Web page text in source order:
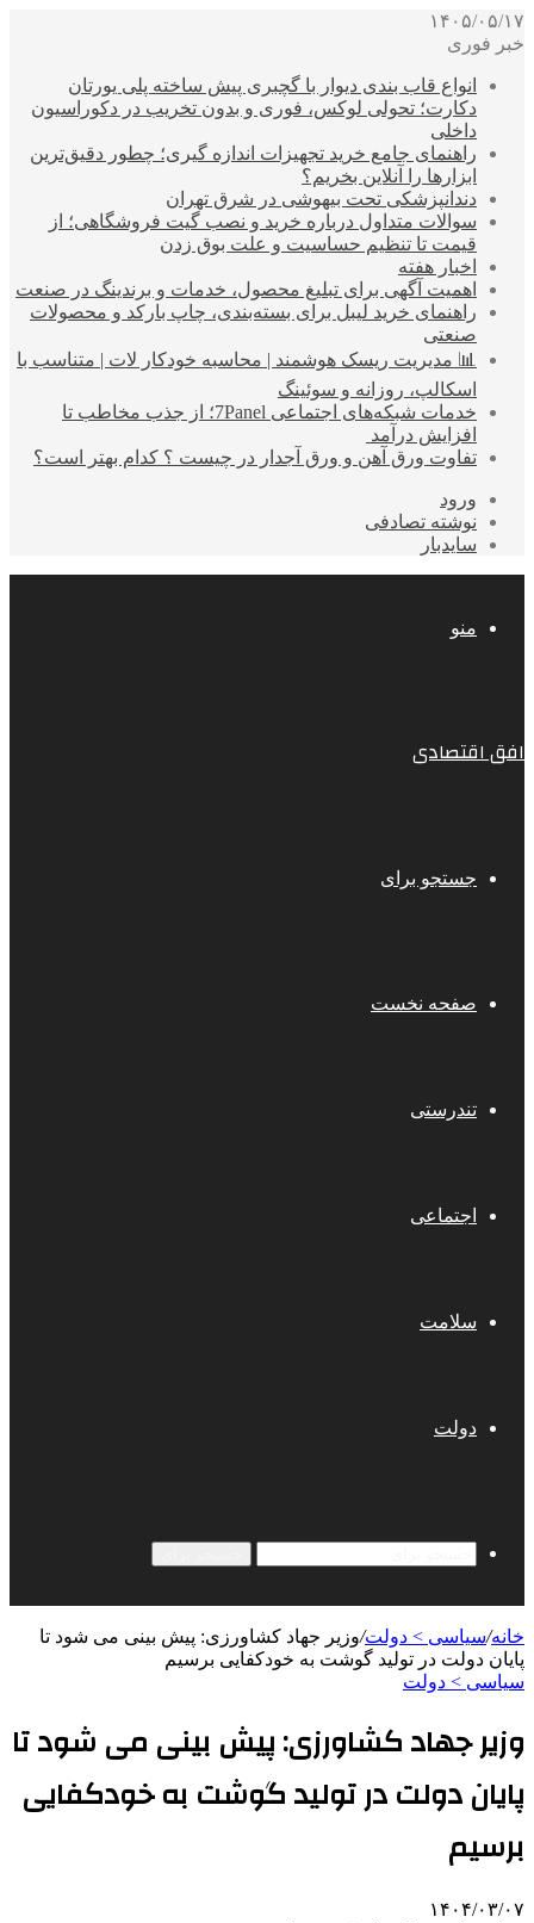
۱۴۰۵/۰۵/۱۷
خبر فوری
انواع قاب بندی دیوار با گچبری پیش ساخته پلی یورتان
دکارت؛ تحولی لوکس، فوری و بدون تخریب در دکوراسیون
داخلی
راهنمای جامع خرید تجهیزات اندازه گیری؛ چطور دقیق‌ترین
ابزارها را آنلاین بخریم؟
دندانپزشکی تحت بیهوشی در شرق تهران
سوالات متداول درباره خرید و نصب گیت فروشگاهی؛ از
قیمت تا تنظیم حساسیت و علت بوق زدن
اخبار هفته
اهمیت آگهی برای تبلیغ محصول، خدمات و برندینگ در صنعت
راهنمای خرید لیبل برای بسته‌بندی، چاپ بارکد و محصولات
صنعتی
📊 مدیریت ریسک هوشمند | محاسبه خودکار لات | متناسب با
اسکالپ، روزانه و سوئینگ
خدمات شبکه‌های اجتماعی 7Panel؛ از جذب مخاطب تا
افزایش درآمد
تفاوت ورق آهن و ورق آجدار در چیست ؟ کدام بهتر است؟
ورود
نوشته تصادفی
سایدبار
منو
افق اقتصادی
جستجو برای
صفحه نخست
تندرستی
اجتماعی
سلامت
دولت
خانه/سیاسی > دولت/وزیر جهاد کشاورزی: پیش بینی می شود تا
پایان دولت در تولید گوشت به خودکفایی برسیم
سیاسی > دولت
وزیر جهاد کشاورزی: پیش بینی می شود تا
پایان دولت در تولید گوشت به خودکفایی
برسیم
۱۴۰۴/۰۳/۰۷